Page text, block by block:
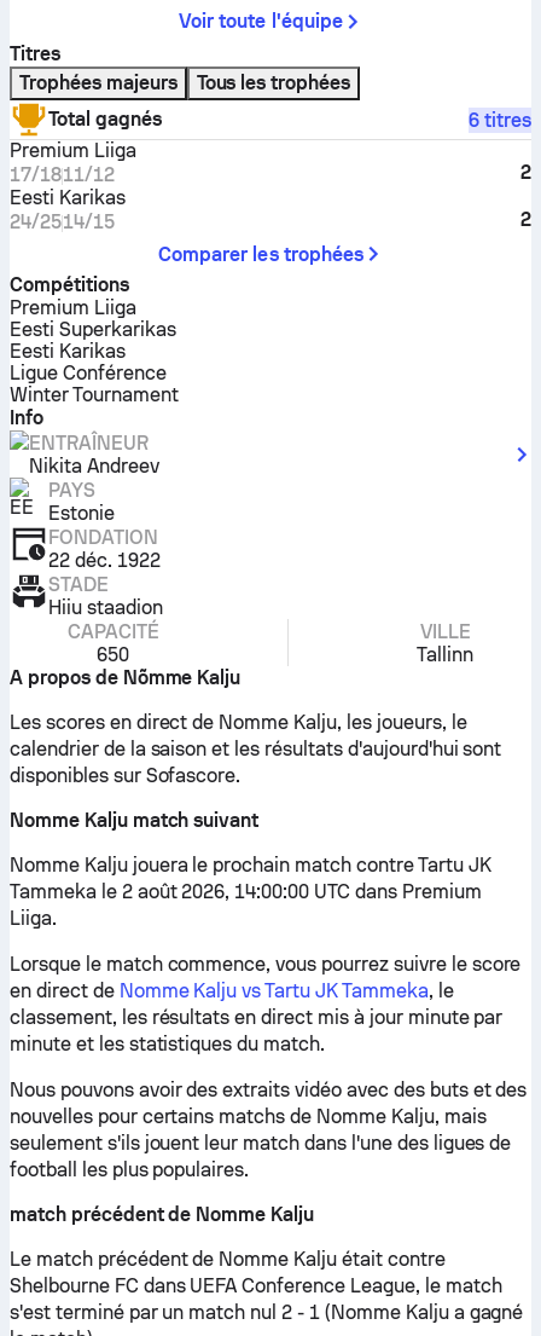
Voir toute l'équipe
Titres
Trophées majeurs
Tous les trophées
Total gagnés
6 titres
Premium Liiga
17/1811/12
2
Eesti Karikas
24/2514/15
2
Comparer les trophées
Compétitions
Premium Liiga
Eesti Superkarikas
Eesti Karikas
Ligue Conférence
Winter Tournament
Info
ENTRAÎNEUR
Nikita Andreev
PAYS
Estonie
FONDATION
22 déc. 1922
STADE
Hiiu staadion
CAPACITÉ
650
VILLE
Tallinn
A propos de Nõmme Kalju
Les scores en direct de Nomme Kalju, les joueurs, le
calendrier de la saison et les résultats d'aujourd'hui sont
disponibles sur Sofascore.
Nomme Kalju match suivant
Nomme Kalju jouera le prochain match contre Tartu JK
Tammeka le 2 août 2026, 14:00:00 UTC dans Premium
Liiga.
Lorsque le match commence, vous pourrez suivre le score
en direct de Nomme Kalju vs Tartu JK Tammeka, le
classement, les résultats en direct mis à jour minute par
minute et les statistiques du match.
Nous pouvons avoir des extraits vidéo avec des buts et des
nouvelles pour certains matchs de Nomme Kalju, mais
seulement s'ils jouent leur match dans l'une des ligues de
football les plus populaires.
match précédent de Nomme Kalju
Le match précédent de Nomme Kalju était contre
Shelbourne FC dans UEFA Conference League, le match
s'est terminé par un match nul 2 - 1 (Nomme Kalju a gagné